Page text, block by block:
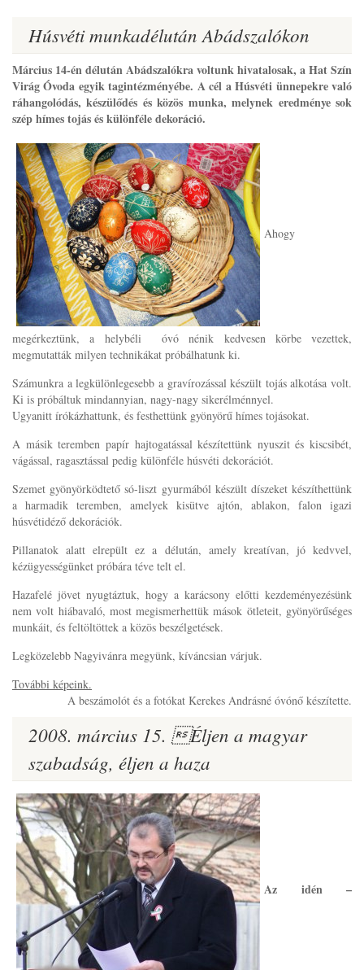
Húsvéti munkadélután Abádszalókon
Március 14-én délután Abádszalókra voltunk hivatalosak, a Hat Szín
Virág Óvoda egyik tagintézményébe. A cél a Húsvéti ünnepekre való
ráhangolódás, készülődés és közös munka, melynek eredménye sok
szép hímes tojás és különféle dekoráció.
Ahogy
megérkeztünk, a helybéli óvó nénik kedvesen körbe vezettek,
megmutatták milyen technikákat próbálhatunk ki.
Számunkra a legkülönlegesebb a gravírozással készült tojás alkotása volt.
Ki is próbáltuk mindannyian, nagy-nagy sikerélménnyel.
Ugyanitt írókázhattunk, és festhettünk gyönyörű hímes tojásokat.
A másik teremben papír hajtogatással készítettünk nyuszit és kiscsibét,
vágással, ragasztással pedig különféle húsvéti dekorációt.
Szemet gyönyörködtető só-liszt gyurmából készült díszeket készíthettünk
a harmadik teremben, amelyek kisütve ajtón, ablakon, falon igazi
húsvétidéző dekorációk.
Pillanatok alatt elrepült ez a délután, amely kreatívan, jó kedvvel,
kézügyességünket próbára téve telt el.
Hazafelé jövet nyugtáztuk, hogy a karácsony előtti kezdeményezésünk
nem volt hiábavaló, most megismerhettük mások ötleteit, gyönyörűséges
munkáit, és feltöltöttek a közös beszélgetések.
Legközelebb Nagyivánra megyünk, kíváncsian várjuk.
További képeink.
A beszámolót és a fotókat Kerekes Andrásné óvónő készítette.
2008. március 15. Éljen a magyar
szabadság, éljen a haza
Az idén –